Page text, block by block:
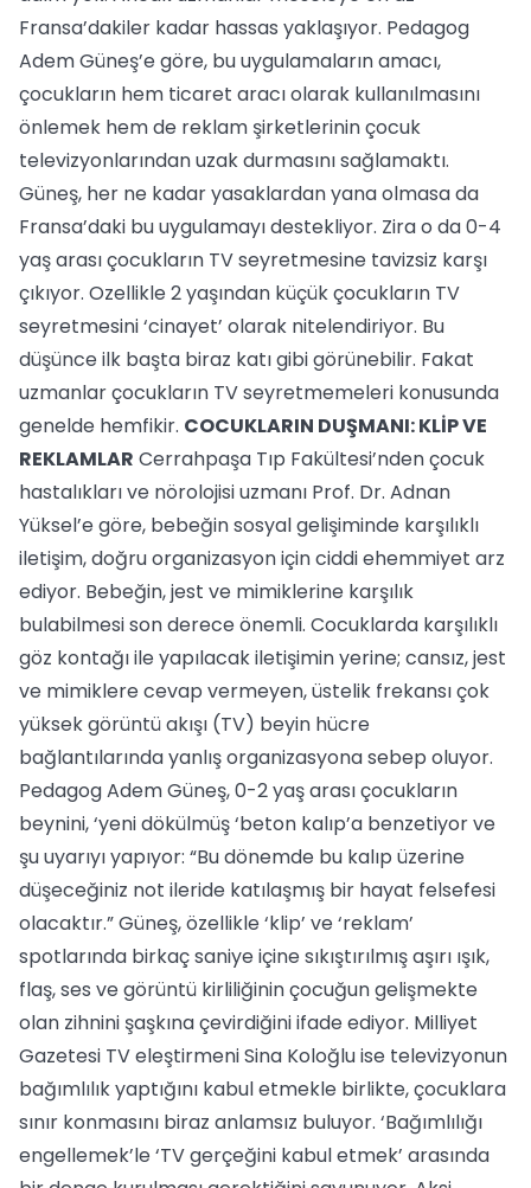
Fransa’dakiler kadar hassas yaklaşıyor. Pedagog
Adem Güneş’e göre, bu uygulamaların amacı,
çocukların hem ticaret aracı olarak kullanılmasını
önlemek hem de reklam şirketlerinin çocuk
televizyonlarından uzak durmasını sağlamaktı.
Güneş, her ne kadar yasaklardan yana olmasa da
Fransa’daki bu uygulamayı destekliyor. Zira o da 0-4
yaş arası çocukların TV seyretmesine tavizsiz karşı
çıkıyor. Ozellikle 2 yaşından küçük çocukların TV
seyretmesini ‘cinayet’ olarak nitelendiriyor. Bu
düşünce ilk başta biraz katı gibi görünebilir. Fakat
uzmanlar çocukların TV seyretmemeleri konusunda
genelde hemfikir. COCUKLARIN DUŞMANI: KLİP VE
REKLAMLAR Cerrahpaşa Tıp Fakültesi’nden çocuk
hastalıkları ve nörolojisi uzmanı Prof. Dr. Adnan
Yüksel’e göre, bebeğin sosyal gelişiminde karşılıklı
iletişim, doğru organizasyon için ciddi ehemmiyet arz
ediyor. Bebeğin, jest ve mimiklerine karşılık
bulabilmesi son derece önemli. Cocuklarda karşılıklı
göz kontağı ile yapılacak iletişimin yerine; cansız, jest
ve mimiklere cevap vermeyen, üstelik frekansı çok
yüksek görüntü akışı (TV) beyin hücre
bağlantılarında yanlış organizasyona sebep oluyor.
Pedagog Adem Güneş, 0-2 yaş arası çocukların
beynini, ‘yeni dökülmüş ‘beton kalıp’a benzetiyor ve
şu uyarıyı yapıyor: “Bu dönemde bu kalıp üzerine
düşeceğiniz not ileride katılaşmış bir hayat felsefesi
olacaktır.” Güneş, özellikle ‘klip’ ve ‘reklam’
spotlarında birkaç saniye içine sıkıştırılmış aşırı ışık,
flaş, ses ve görüntü kirliliğinin çocuğun gelişmekte
olan zihnini şaşkına çevirdiğini ifade ediyor. Milliyet
Gazetesi TV eleştirmeni Sina Koloğlu ise televizyonun
bağımlılık yaptığını kabul etmekle birlikte, çocuklara
sınır konmasını biraz anlamsız buluyor. ‘Bağımlılığı
engellemek’le ‘TV gerçeğini kabul etmek’ arasında